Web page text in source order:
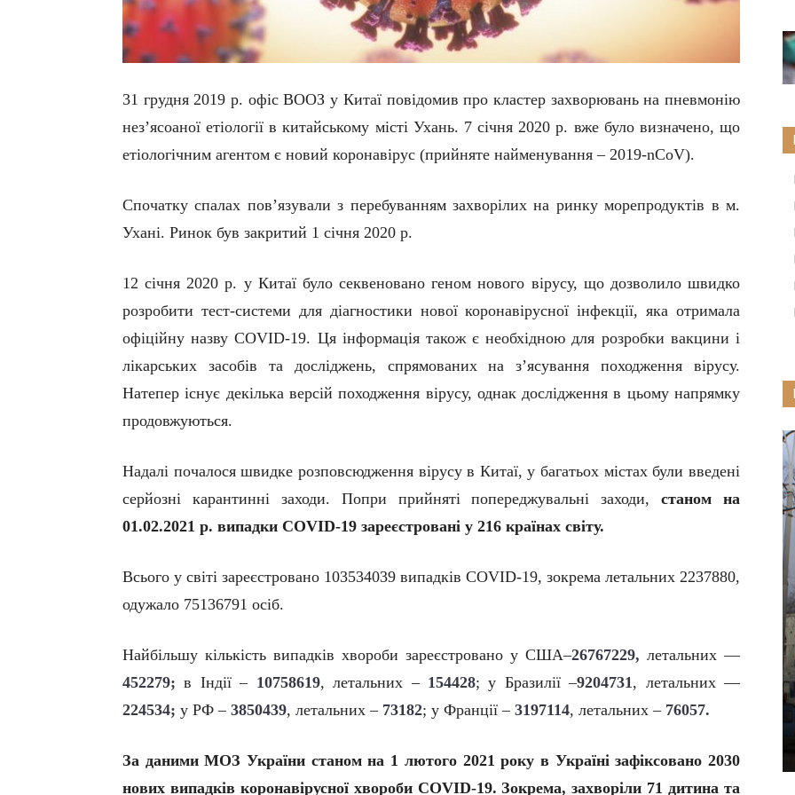
31 грудня 2019 р. офіс ВООЗ у Китаї повідомив про кластер захворювань на пневмонію
нез’ясоаної етіології в китайському місті Ухань. 7 січня 2020 р. вже було визначено, що
етіологічним агентом є новий коронавірус (прийняте найменування – 2019-nCoV).
Спочатку спалах пов’язували з перебуванням захворілих на ринку морепродуктів в м.
Ухані. Ринок був закритий 1 січня 2020 р.
12 січня 2020 р. у Китаї було секвеновано геном нового вірусу, що дозволило швидко
розробити тест-системи для діагностики нової коронавірусної інфекції, яка отримала
офіційну назву COVID-19. Ця інформація також є необхідною для розробки вакцини і
лікарських засобів та досліджень, спрямованих на з’ясування походження вірусу.
Натепер існує декілька версій походження вірусу, однак дослідження в цьому напрямку
продовжуються.
Надалі почалося швидке розповсюдження вірусу в Китаї, у багатьох містах були введені
серйозні карантинні заходи. Попри прийняті попереджувальні заходи,станом на
01.02.2021 р. випадки COVID-19 зареєстровані у 216 країнах світу.
Всього у світі зареєстровано 103534039 випадків COVID-19, зокрема летальних 2237880,
одужало 75136791 осіб.
Найбільшу кількість випадків хвороби зареєстровано у США–26767229, летальних —
452279; в Індії – 10758619, летальних – 154428; у Бразилії –9204731, летальних —
224534; у РФ – 3850439, летальних – 73182; у Франції – 3197114, летальних – 76057.
За даними МОЗ України станом на 1 лютого 2021 року в Україні зафіксовано 2030
нових випадків коронавірусної хвороби COVID-19. Зокрема, захворіли 71 дитина та